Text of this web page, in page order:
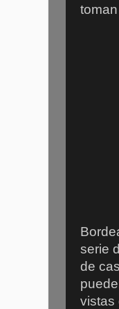
serie
de
vistas